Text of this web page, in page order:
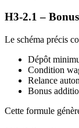
H3‑2.1 –
Le schéma précis
Dépôt
Condition
Relance
Bonus
Cette formule